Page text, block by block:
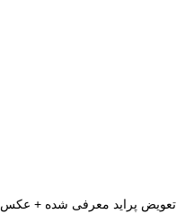
تعویض پراید معرفی شده + عکس